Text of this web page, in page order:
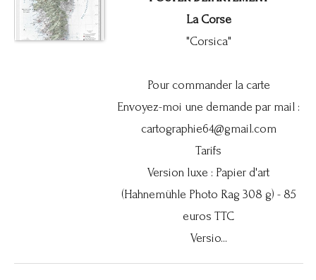
La Corse
"Corsica"
Pour commander la carte
Envoyez-moi une demande par mail :
cartographie64@gmail.com
Tarifs
Version luxe : Papier d'art
(Hahnemühle Photo Rag 308 g) - 85
euros TTC
Versio...